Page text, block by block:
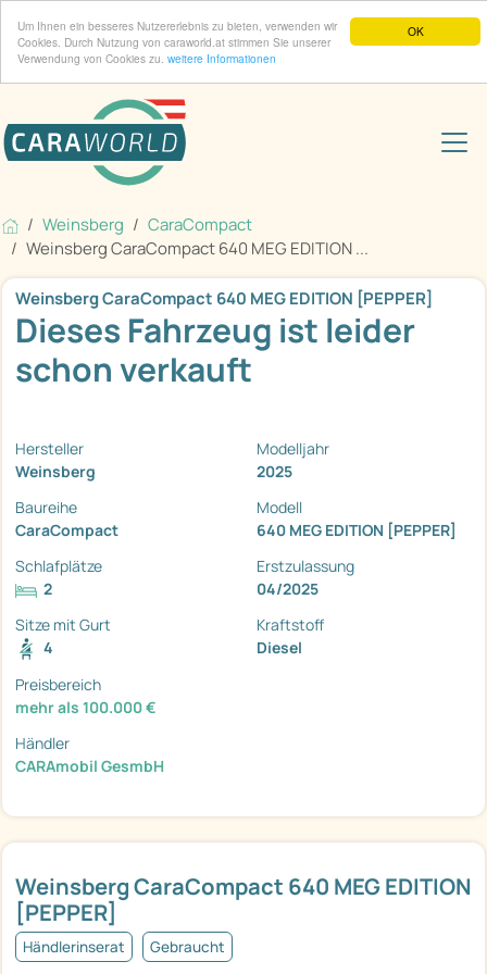
OK
Um Ihnen ein besseres Nutzererlebnis zu bieten, verwenden wir
Cookies. Durch Nutzung von caraworld.at stimmen Sie unserer
Verwendung von Cookies zu. weitere Informationen
Weinsberg
CaraCompact
Weinsberg CaraCompact 640 MEG EDITION ...
Weinsberg CaraCompact 640 MEG EDITION
[PEPPER]
Händlerinserat Gebraucht
Weinsberg CaraCompact 640 MEG EDITION [PEPPER]
Dieses Fahrzeug ist leider
schon verkauft
Hersteller
Weinsberg
Modelljahr
2025
Baureihe
CaraCompact
Modell
640 MEG EDITION [PEPPER]
Schlafplätze
2
Erstzulassung
04/2025
Sitze mit Gurt
4
Kraftstoff
Diesel
Preisbereich
mehr als 100.000 €
Händler
CARAmobil GesmbH